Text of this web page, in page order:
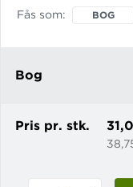
Fås som BOG
Bog
Pris pr. stk.